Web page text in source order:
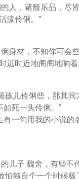
人，诸般乐品，尽
泼伶俐。”
身材，不知你可会
远时近地阁阁地响着
孩儿伶俐些，那其间
如死一头伶俐。”
一句用我的小说
儿子 魏舍，有些不
怕独自个一个时候